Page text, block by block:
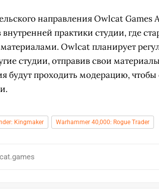
направления Owlcat
внутренней практики студии, где
Owlcat планирует
студии, отправив свои
будут проходить модерацию, чтобы
Kingmaker Warhammer 40,000: Rogue Trader